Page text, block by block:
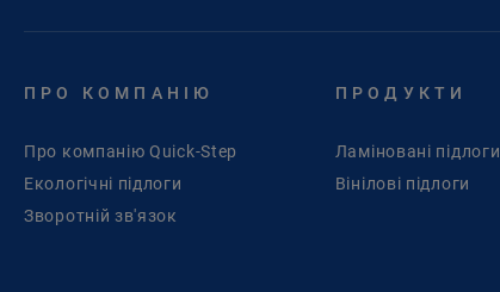
ПРО КОМПАНІЮ
Про компанію Quick-Step
Екологічні підлоги
Зворотній зв'язок
ПРОДУКТИ
Ламіновані підлоги
Вінілові підлоги